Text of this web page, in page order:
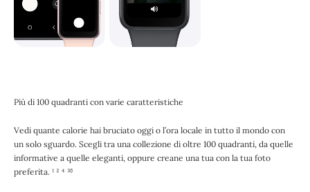
Più di 100 quadranti con varie caratteristiche
Vedi quante calorie hai bruciato oggi o l’ora locale in tutto il mondo con
un solo sguardo. Scegli tra una collezione di oltre 100 quadranti, da quelle
informative a quelle eleganti, oppure creane una tua con la tua foto
preferita. ¹ ² ⁴ ³⁶